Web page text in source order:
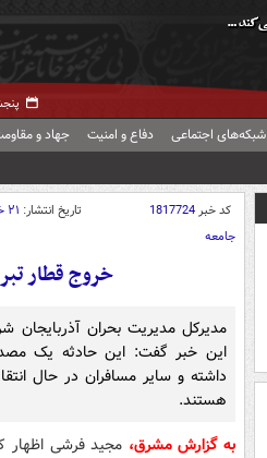
پنجشنبه
شبکه‌های اجتماعی دفاع و امنیت جهاد و
کد خبر1817724 تاریخ انتشار: ۲۱ خرداد ۱۴۰۵ - ۲۰:۲۳
جامعه
خروج قطار
مدیرکل مدیریت بحران آذربایجان
این خبر گفت: این حادثه یک
داشته و سایر مسافران در حال
هستند.
به گزارش مشرق، مجید فرشی اظهار